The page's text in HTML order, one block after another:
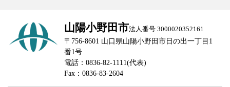
山陽小野田市法人番号 3000020352161
〒756-8601 山口県山陽小野田市日の出一丁目1
番1号
電話：0836-82-1111(代表)
Fax：0836-83-2604